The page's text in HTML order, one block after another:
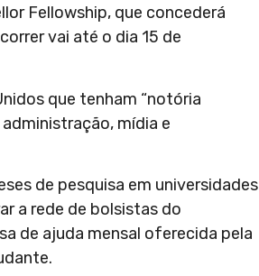
Fellowship, que concederá
vai até o dia 15 de
que tenham “notória
mídia e
de pesquisa em universidades
a rede de bolsistas do
de ajuda mensal oferecida pela